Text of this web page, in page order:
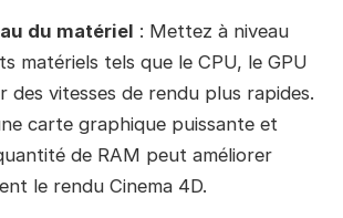
du matériel : Mettez à niveau
matériels tels que le CPU, le GPU
des vitesses de rendu plus rapides.
carte graphique puissante et
de RAM peut améliorer
le rendu Cinema 4D.